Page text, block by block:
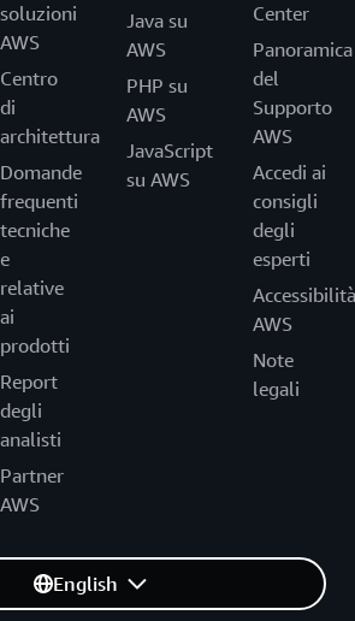
soluzioni
AWS
Centro
di
architettura
Domande
frequenti
tecniche
e
relative
ai
prodotti
Report
degli
analisti
Partner
AWS
Java su
AWS
PHP su
AWS
JavaScript
su AWS
Center
Panoramica
del
Supporto
AWS
Accedi ai
consigli
degli
esperti
Accessibilità
AWS
Note
legali
English